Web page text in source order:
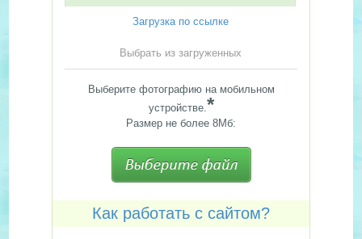
Загрузка по ссылке
Выбрать из загруженных
Выберите фотографию на мобильном
устройстве.*
Размер не более 8Мб:
Как работать с сайтом?